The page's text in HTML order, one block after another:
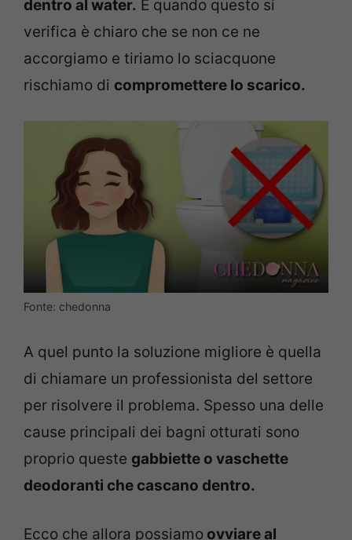
dentro al water. E quando questo si
verifica è chiaro che se non ce ne
accorgiamo e tiriamo lo sciacquone
rischiamo di compromettere lo scarico.
Fonte: chedonna
A quel punto la soluzione migliore è quella
di chiamare un professionista del settore
per risolvere il problema. Spesso una delle
cause principali dei bagni otturati sono
proprio queste gabbiette o vaschette
deodoranti che cascano dentro.
Ecco che allora possiamo ovviare al